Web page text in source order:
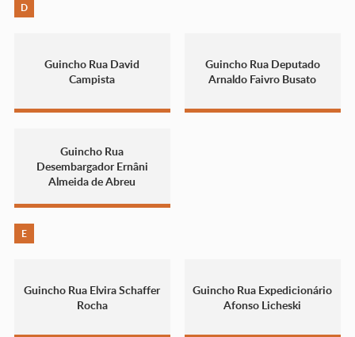
D
Guincho Rua David
Campista
Guincho Rua Deputado
Arnaldo Faivro Busato
Guincho Rua
Desembargador Ernâni
Almeida de Abreu
E
Guincho Rua Elvira Schaffer
Rocha
Guincho Rua Expedicionário
Afonso Licheski